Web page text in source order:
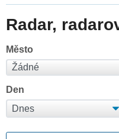
Radar,
Město
Den